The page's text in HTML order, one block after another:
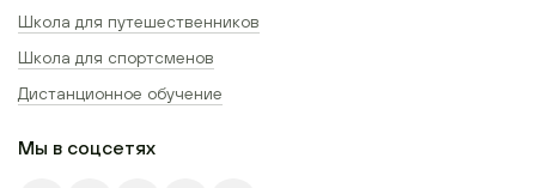
Школа для путешественников
Школа для спортсменов
Дистанционное обучение
Мы в соцсетях